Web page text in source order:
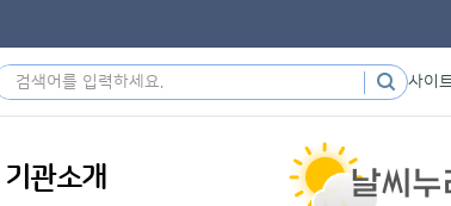
사이
기관소개